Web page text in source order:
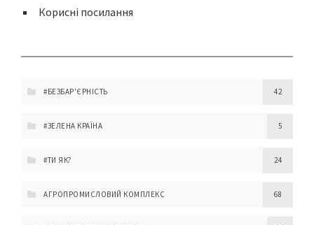
Корисні посилання
#БЕЗБАР'ЄРНІСТЬ 42
#ЗЕЛЕНА КРАЇНА 5
#ТИ ЯК? 24
АГРОПРОМИСЛОВИЙ КОМПЛЕКС 68